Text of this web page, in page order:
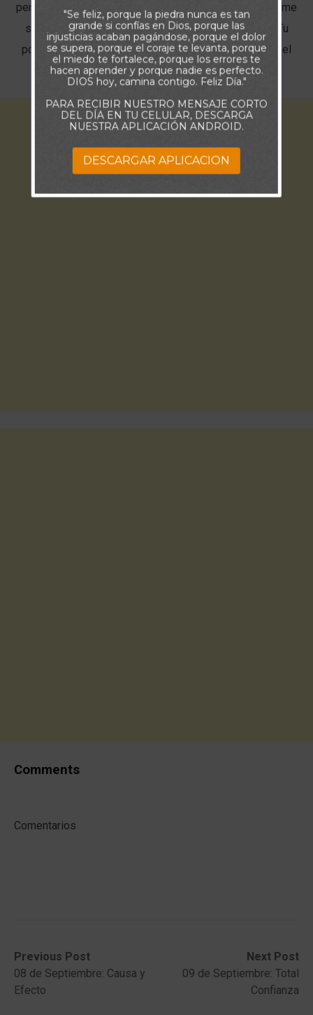
perjudiciales me roben la paz que me brindas. Permíteme
siempre recordar que la justicia verdadera viene de Tu
poder que disciplinará a todo a aquel que haya hecho el
mal. Amén.
Comments
Comentarios
Post
navigation
Previous Post
Previous
post:08 de Septiembre: Causa y
Efecto
Next Post
Next
post:
09 de Septiembre: Total
Confianza
"Se feliz, porque la piedra nunca es tan
grande si confías en Dios, porque las
injusticias acaban pagándose, porque el dolor
se supera, porque el coraje te levanta, porque
el miedo te fortalece, porque los errores te
hacen aprender y porque nadie es perfecto.
DIOS hoy, camina contigo. Feliz Día."
PARA RECIBIR NUESTRO MENSAJE CORTO
DEL DÍA EN TU CELULAR, DESCARGA
NUESTRA APLICACIÓN ANDROID.
DESCARGAR APLICACION